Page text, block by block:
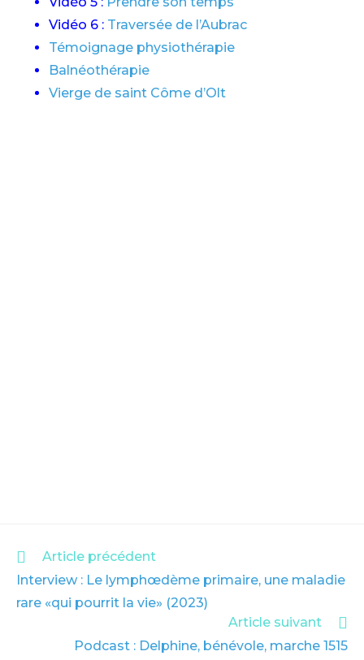
Vidéo 6 : Traversée de l’Aubrac
Témoignage physiothérapie
Balnéothérapie
Vierge de saint Côme d’Olt
Article précédent
Interview : Le lymphœdème primaire, une maladie
rare «qui pourrit la vie» (2023)
Article suivant
Podcast : Delphine, bénévole, marche 1515